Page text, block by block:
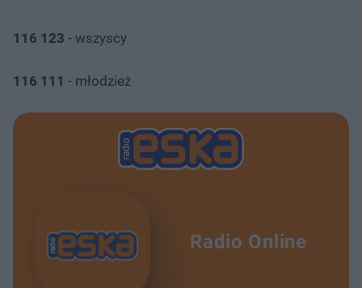
116 123 - wszyscy
116 111 - młodzież
Radio Online